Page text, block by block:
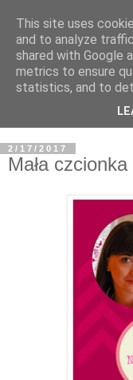
2/17/2017
Mała
This site uses
and to analyze
shared with Google
metrics to ensure
statistics, and to